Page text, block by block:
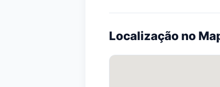
Localização no